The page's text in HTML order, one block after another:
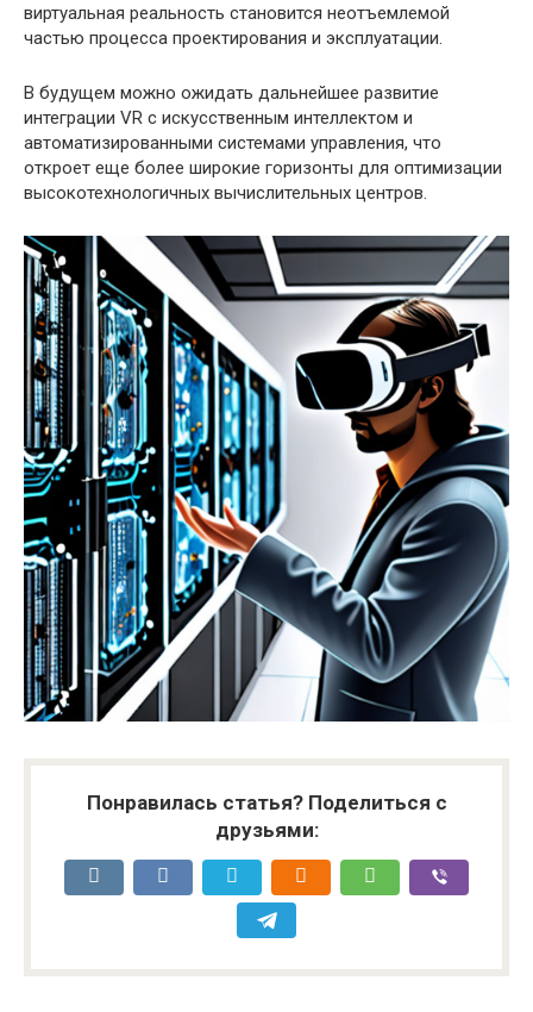
виртуальная реальность становится неотъемлемой
частью процесса проектирования и эксплуатации.
В будущем можно ожидать дальнейшее развитие
интеграции VR с искусственным интеллектом и
автоматизированными системами управления, что
откроет еще более широкие горизонты для оптимизации
высокотехнологичных вычислительных центров.
Понравилась статья? Поделиться с
друзьями: